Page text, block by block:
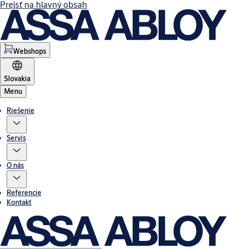
Prejsť na hlavný obsah
Webshops
Slovakia
Menu
Riešenie
Servis
O nás
Referencie
Kontakt